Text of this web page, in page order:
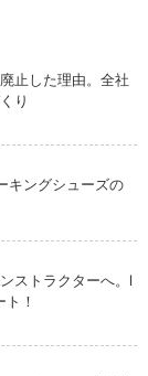
止した理由。全社
り
キングシューズの
ストラクターへ。l
！